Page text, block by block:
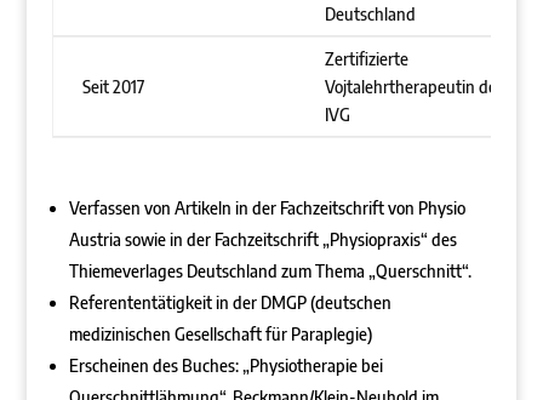
Deutschland
Seit 2017
Zertifizierte
Vojtalehrtherapeutin der
IVG
Verfassen von Artikeln in der Fachzeitschrift von Physio
Austria sowie in der Fachzeitschrift „Physiopraxis“ des
Thiemeverlages Deutschland zum Thema „Querschnitt“.
Referententätigkeit in der DMGP (deutschen
medizinischen Gesellschaft für Paraplegie)
Erscheinen des Buches: „Physiotherapie bei